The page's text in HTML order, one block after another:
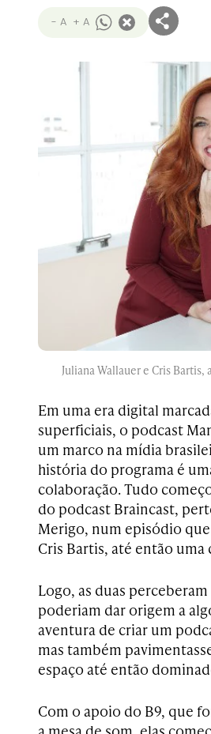
- A + A
Juliana Wallauer e Cris
Em uma era digital
superficiais, o podcast
um marco na mídia
história do programa é
colaboração. Tudo
do podcast Braincast,
Merigo, num episódio
Cris Bartis, até então uma
Logo, as duas
poderiam dar origem a
aventura de criar um
mas também
espaço até então
Com o apoio do B9, que